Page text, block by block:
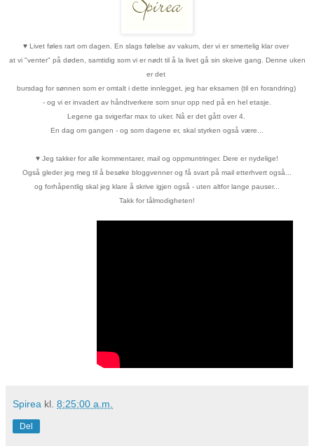
♥ Livet føles rart om dagen. En slags følelse av vakum, der vi er smertelig klar over
at vi "venter" på døden, samtidig som vi er nødt til å la livet gå sin skeive gang. Denne uken
er det
bursdag for sønnen som er omtalt i dette innlegget, jeg har eksamen (til en forandring)
- og vi er invadert av håndtverkere som snur opp ned på en hel etasje.
Legene ga svigerfar max to uker. Nå er det gått over 4.
En dag om gangen - og som dagene er, skal styrken også være...
♥ Jeg takker for alle kommentarer, mail og oppmuntringer. Dere er nydelige!
Også gleder jeg meg til å besøke bloggvenner og få svart på mail etterhvert også...
og forhåpentlig skal jeg klare å skrive igjen også - uten altfor lange pauser...
Takk for tålmodigheten!
Spirea kl. 8:25:00 a.m.
Del